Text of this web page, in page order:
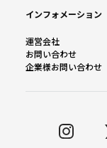
インフォメーション
運営会社
お問い合わせ
企業様お問い合わせ